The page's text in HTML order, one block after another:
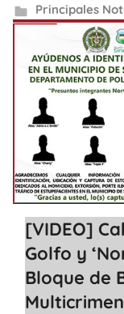
Principales
[VIDEO]
Golfo y
Bloque de